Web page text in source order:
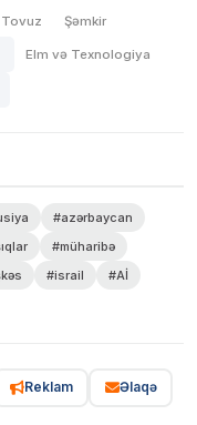
Tovuz Şəmkir
Elm və Texnologiya
#azərbaycan
#müharibə
#israil
#Aİ
Reklam Əlaqə